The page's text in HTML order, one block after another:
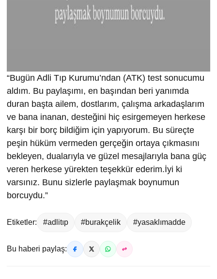
“Bugün Adli Tıp Kurumu’ndan (ATK) test sonucumu
aldım. Bu paylaşımı, en başından beri yanımda
duran başta ailem, dostlarım, çalışma arkadaşlarım
ve bana inanan, desteğini hiç esirgemeyen herkese
karşı bir borç bildiğim için yapıyorum. Bu süreçte
peşin hüküm vermeden gerçeğin ortaya çıkmasını
bekleyen, dualarıyla ve güzel mesajlarıyla bana güç
veren herkese yürekten teşekkür ederim.İyi ki
varsınız. Bunu sizlerle paylaşmak boynumun
borcuydu.”
Etiketler: #adlitıp #burakçelik #yasaklımadde
Bu haberi paylaş: